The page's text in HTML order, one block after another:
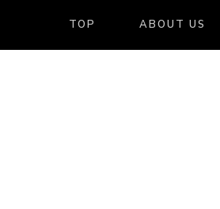
TOP ABOUT US